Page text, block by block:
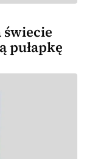
świecie
pułapkę